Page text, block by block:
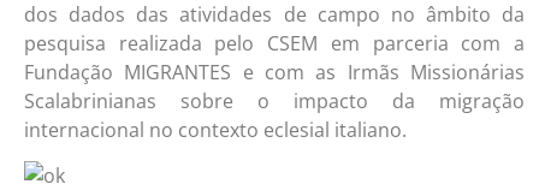
dos dados das atividades de campo no âmbito da
pesquisa realizada pelo CSEM em parceria com a
Fundação MIGRANTES e com as Irmãs Missionárias
Scalabrinianas sobre o impacto da migração
internacional no contexto eclesial italiano.